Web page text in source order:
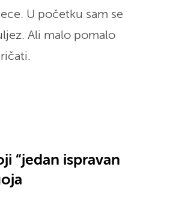
U početku sam se
Ali malo pomalo
“jedan ispravan